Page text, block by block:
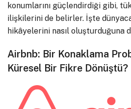
konumlarını güçlendirdiği gibi,
ilişkilerini de belirler. İşte
hikâyelerini nasıl oluşturduğuna
Airbnb: Bir Konaklama
Küresel Bir Fikre Dönüştü?